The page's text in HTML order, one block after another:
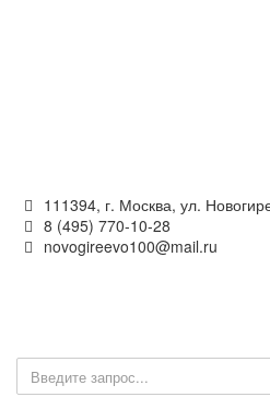
111394, г. Москва, ул.
8 (495) 770-10-28
novogireevo100@mail.ru